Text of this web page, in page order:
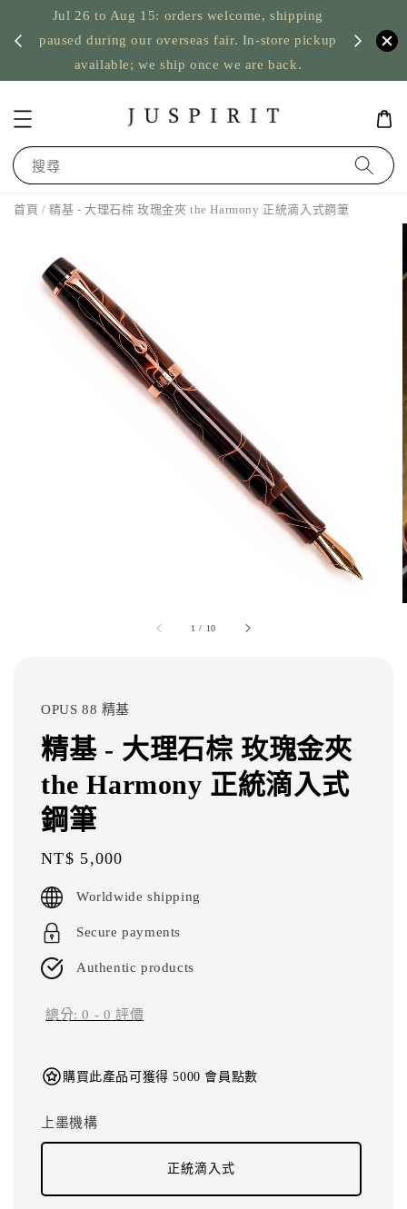
Jul 26 to Aug 15: orders welcome, shipping
paused during our overseas fair. In-store pickup
available; we ship once we are back.
US
搜尋
首頁 / 精基 - 大理石棕 玫瑰金夾 the Harmony 正統滴入式鋼筆
1 / 10
OPUS 88 精基
精基 - 大理石棕 玫瑰金夾
the Harmony 正統滴入式
鋼筆
Regular
price
NT$ 5,000
Worldwide shipping
Secure payments
Authentic products
總分:0 - 0 評價
購買此產品可獲得 5000 會員點數
上墨機構
正統滴入式